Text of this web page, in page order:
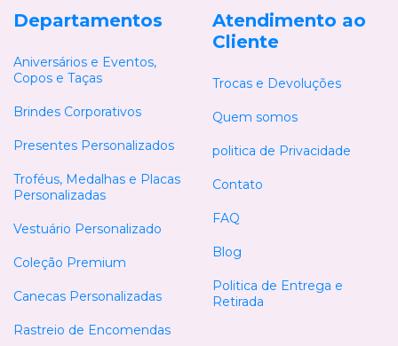
Departamentos
Aniversários e Eventos,
Copos e Taças
Brindes Corporativos
Presentes Personalizados
Troféus, Medalhas e Placas
Personalizadas
Vestuário Personalizado
Coleção Premium
Canecas Personalizadas
Rastreio de Encomendas
Atendimento ao
Cliente
Trocas e Devoluções
Quem somos
politica de Privacidade
Contato
FAQ
Blog
Politica de Entrega e
Retirada